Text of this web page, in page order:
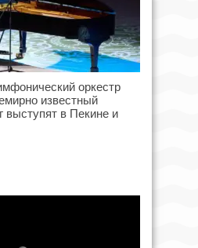
оркестр
известный
выступят в Пекине и